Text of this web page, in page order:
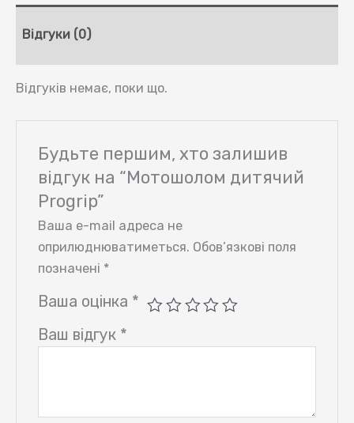
Відгуки (0)
Відгуків немає, поки що.
Будьте першим, хто залишив
відгук на “Мотошолом дитячий
Progrip”
Ваша e-mail адреса не
оприлюднюватиметься. Обов’язкові поля
позначені *
Ваша оцінка *
Ваш відгук *